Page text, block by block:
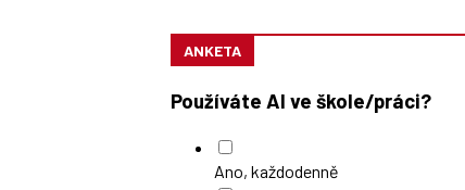
ANKETA
Používáte AI ve škole/práci?
Ano, každodenně